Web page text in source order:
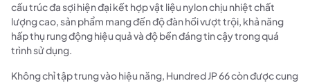
cấu trúc đa sợi hiện đại kết hợp vật liệu nylon chịu nhiệt chất
lượng cao, sản phẩm mang đến độ đàn hồi vượt trội, khả năng
hấp thụ rung động hiệu quả và độ bền đáng tin cậy trong quá
trình sử dụng.
Không chỉ tập trung vào hiệu năng, Hundred JP 66 còn được cung